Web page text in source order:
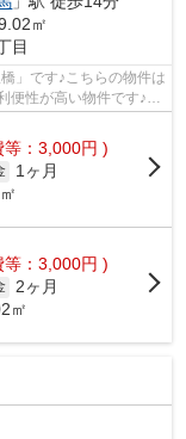
㎡
目
」です♪こちらの物件は
便性が高い物件です♪通
等：3,000円 )
1ヶ月
等：3,000円 )
2ヶ月
㎡